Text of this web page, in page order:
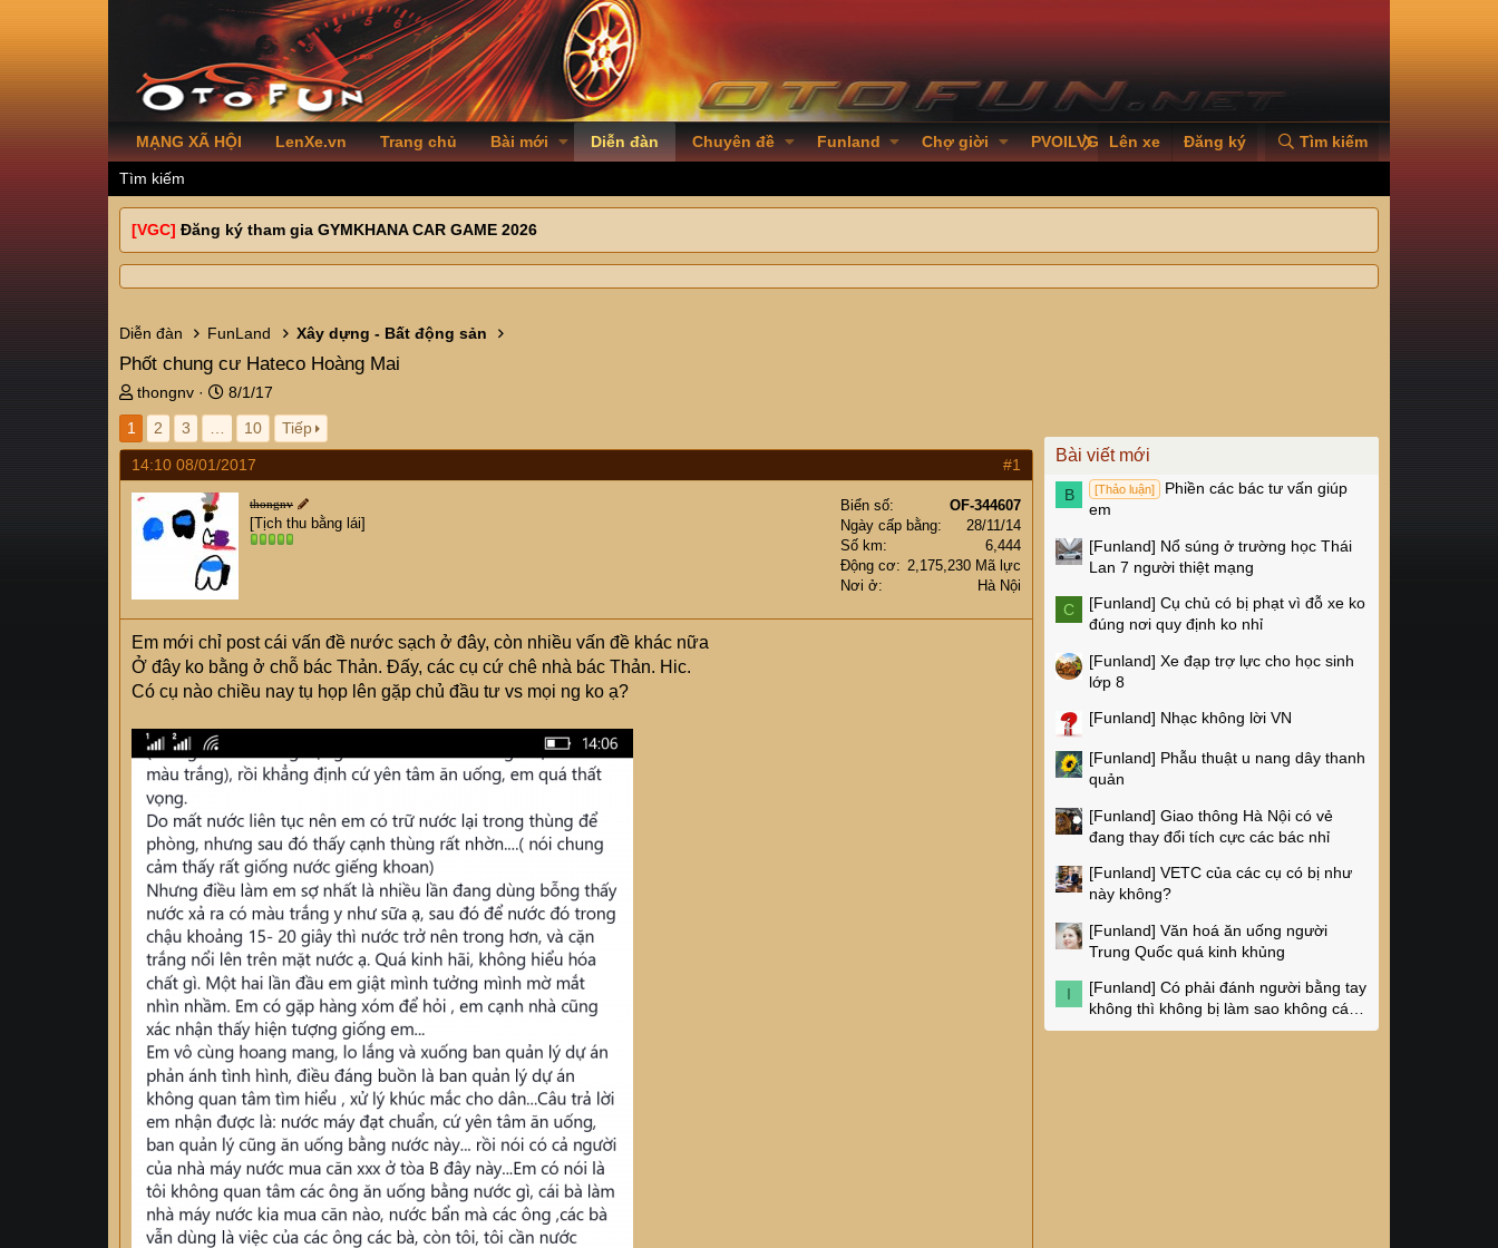
MẠNG XÃ HỘI LenXe.vn Trang chủ Bài mới Diễn đàn Chuyên đề Funland Chợ giời PVOILVGC2026
Lên xe Đăng ký Tìm kiếm
Tìm kiếm
[VGC] Đăng ký tham gia GYMKHANA CAR GAME 2026
Diễn đàn FunLand Xây dựng - Bất động sản
Phốt chung cư Hateco Hoàng Mai
T
h
e
a
d
t
e
r
thongnv
N
g
y
g
ử
8/1/17
1
2 3 10 Tiếp
14:10 08/01/2017 #1
thongnv
[Tịch thu bằng lái]
Biển số
OF-344607
Ngày cấp bằng
28/11/14
Số km
6,444
Động cơ
2,175,230 Mã lực
Nơi ở
Hà Nội
Em mới chỉ post cái vấn đề nước sạch ở đây, còn nhiều vấn đề khác nữa
Ở đây ko bằng ở chỗ bác Thản. Đấy, các cụ cứ chê nhà bác Thản. Hic.
Có cụ nào chiều nay tụ họp lên gặp chủ đầu tư vs mọi ng ko ạ?
Bài viết mới
B [Thảo luận]
Phiền các bác tư vấn giúp
em
[Funland] Nổ súng ở trường học Thái
Lan 7 người thiệt mạng
C [Funland] Cụ chủ có bị phạt vì đỗ xe ko
đúng nơi quy định ko nhỉ
[Funland] Xe đạp trợ lực cho học sinh
lớp 8
[Funland] Nhạc không lời VN
[Funland] Phẫu thuật u nang dây thanh
quản
[Funland] Giao thông Hà Nội có vẻ
đang thay đổi tích cực các bác nhỉ
[Funland] VETC của các cụ có bị như
này không?
[Funland] Văn hoá ăn uống người
Trung Quốc quá kinh khủng
I [Funland] Có phải đánh người bằng tay
không thì không bị làm sao không các
cụ?